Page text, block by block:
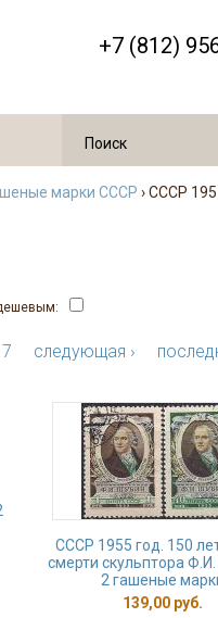
+7 (812)
марки СССР › СССР
7 следующая ›
СССР 1955 год. 150
смерти скульптора
2 гашеные
139,00 руб.